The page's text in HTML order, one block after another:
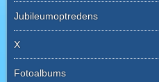
Jubileumoptredens
X
Fotoalbums